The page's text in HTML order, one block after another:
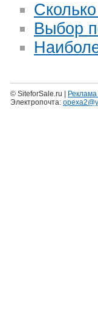
Выбор
© SiteforSale.ru |
Электропочта: